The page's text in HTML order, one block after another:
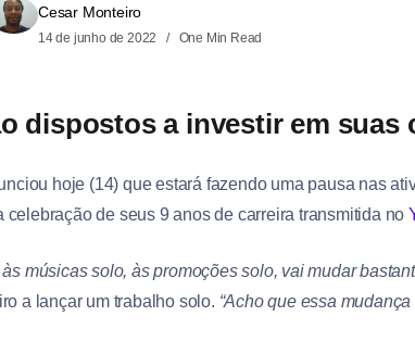
Cesar Monteiro
14 de junho de 2022 One Min Read
dispostos a investir em suas
hoje (14) que estará fazendo uma pausa nas
celebração de seus 9 anos de carreira transmitida no
músicas solo, às promoções solo, vai mudar
a lançar um trabalho solo. “Acho que essa